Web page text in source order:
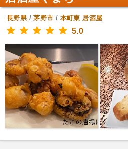
長野県/茅野市 / 本町東 居酒屋
5.0